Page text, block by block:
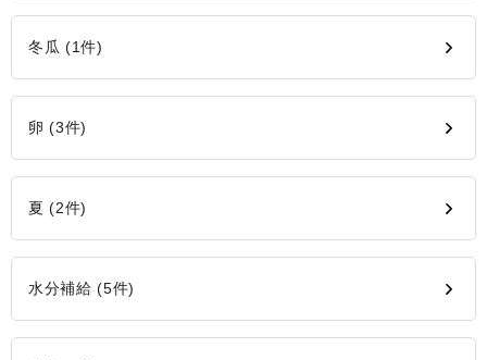
冬瓜 (1件)
卵 (3件)
夏 (2件)
水分補給 (5件)